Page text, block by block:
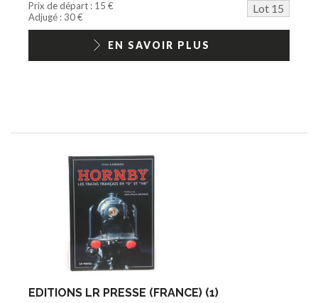
Prix de départ : 15 €
Lot 15
Adjugé : 30 €
EN SAVOIR PLUS
EDITIONS LR PRESSE (FRANCE) (1)